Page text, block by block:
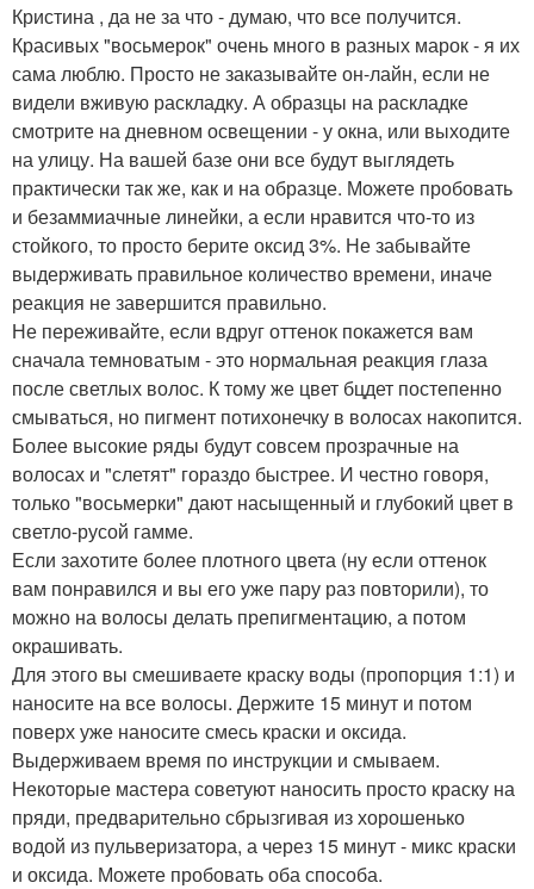
Кристина , да не за что - думаю, что все получится.
Красивых "восьмерок" очень много в разных марок - я их
сама люблю. Просто не заказывайте он-лайн, если не
видели вживую раскладку. А образцы на раскладке
смотрите на дневном освещении - у окна, или выходите
на улицу. На вашей базе они все будут выглядеть
практически так же, как и на образце. Можете пробовать
и безаммиачные линейки, а если нравится что-то из
стойкого, то просто берите оксид 3%. Не забывайте
выдерживать правильное количество времени, иначе
реакция не завершится правильно.
Не переживайте, если вдруг оттенок покажется вам
сначала темноватым - это нормальная реакция глаза
после светлых волос. К тому же цвет бцдет постепенно
смываться, но пигмент потихонечку в волосах накопится.
Более высокие ряды будут совсем прозрачные на
волосах и "слетят" гораздо быстрее. И честно говоря,
только "восьмерки" дают насыщенный и глубокий цвет в
светло-русой гамме.
Если захотите более плотного цвета (ну если оттенок
вам понравился и вы его уже пару раз повторили), то
можно на волосы делать препигментацию, а потом
окрашивать.
Для этого вы смешиваете краску воды (пропорция 1:1) и
наносите на все волосы. Держите 15 минут и потом
поверх уже наносите смесь краски и оксида.
Выдерживаем время по инструкции и смываем.
Некоторые мастера советуют наносить просто краску на
пряди, предварительно сбрызгивая из хорошенько
водой из пульверизатора, а через 15 минут - микс краски
и оксида. Можете пробовать оба способа.